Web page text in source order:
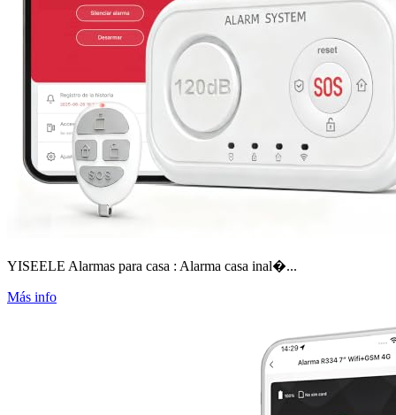
YISEELE Alarmas para casa : Alarma casa inal�...
Más info